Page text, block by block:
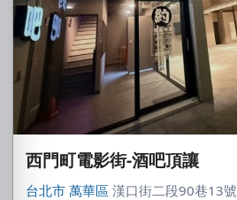
西門町電影街-酒吧頂讓
台北市 萬華區 漢口街二段90巷13號